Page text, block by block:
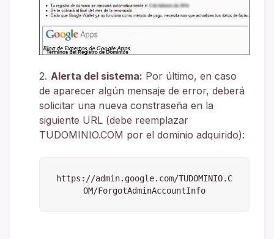
Alerta del sistema: Por último, en caso
de aparecer algún mensaje de error, deberá
solicitar una nueva constraseña en la
siguiente URL (debe reemplazar
TUDOMINIO.COM por el dominio adquirido):
https://admin.google.com/TUDOMINIO.C
OM/ForgotAdminAccountInfo